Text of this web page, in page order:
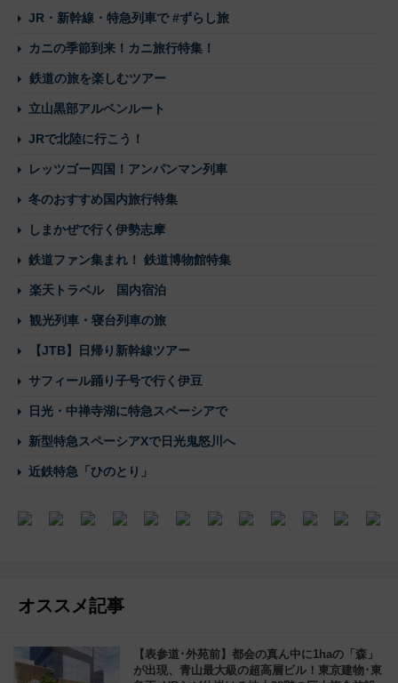
JR・新幹線・特急列車で #ずらし旅
カニの季節到来！カニ旅行特集！
鉄道の旅を楽しむツアー
立山黒部アルペンルート
JRで北陸に行こう！
レッツゴー四国！アンパンマン列車
冬のおすすめ国内旅行特集
しまかぜで行く伊勢志摩
鉄道ファン集まれ！ 鉄道博物館特集
楽天トラベル 国内宿泊
観光列車・寝台列車の旅
【JTB】日帰り新幹線ツアー
サフィール踊り子号で行く伊豆
日光・中禅寺湖に特急スペーシアで
新型特急スペーシアXで日光鬼怒川へ
近鉄特急「ひのとり」
オススメ記事
【表参道･外苑前】都会の真ん中に1haの「森」
が出現、青山最大級の超高層ビル！東京建物･東